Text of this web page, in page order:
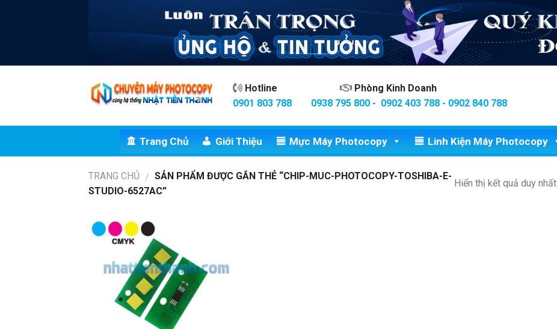
Hotline
Phòng Kinh Doanh
0901 803 788
0938 795 800 - 0902 403 788 - 0902 840 788
Trang Chủ Giới Thiệu Mực Máy Photocopy Linh Kiện Máy Photocopy
TRANG CHỦ / SẢN PHẨM ĐƯỢC GẮN THẺ “CHIP-MUC-PHOTOCOPY-TOSHIBA-E-
STUDIO-6527AC”
Hiển thị kết quả duy nhất